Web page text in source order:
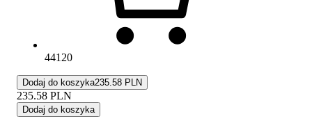
44120
Dodaj do koszyka235.58 PLN
235.58 PLN
Dodaj do koszyka